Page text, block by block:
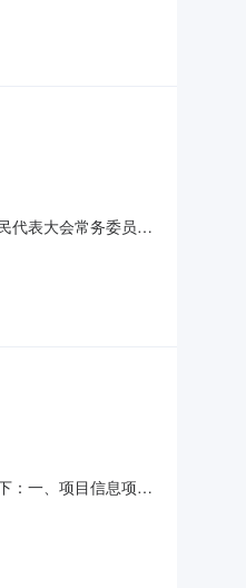
合同主要
代表大会常务委员会
：一、项目信息项目